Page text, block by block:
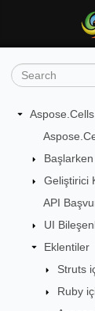
Başlarken
Geliştirici
API
UI
Eklentiler
Struts
Ruby